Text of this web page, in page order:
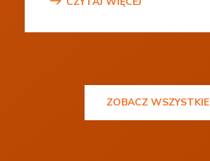
ZOBACZ WSZYSTKIE